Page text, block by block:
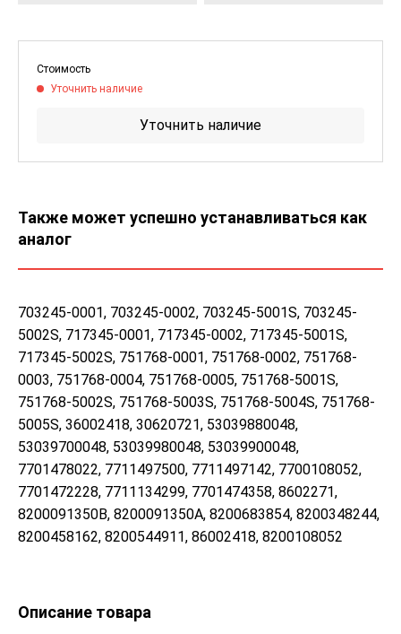
Стоимость
Уточнить наличие
Уточнить наличие
Также может успешно устанавливаться как
аналог
703245-0001, 703245-0002, 703245-5001S, 703245-
5002S, 717345-0001, 717345-0002, 717345-5001S,
717345-5002S, 751768-0001, 751768-0002, 751768-
0003, 751768-0004, 751768-0005, 751768-5001S,
751768-5002S, 751768-5003S, 751768-5004S, 751768-
5005S, 36002418, 30620721, 53039880048,
53039700048, 53039980048, 53039900048,
7701478022, 7711497500, 7711497142, 7700108052,
7701472228, 7711134299, 7701474358, 8602271,
8200091350B, 8200091350A, 8200683854, 8200348244,
8200458162, 8200544911, 86002418, 8200108052
Описание товара